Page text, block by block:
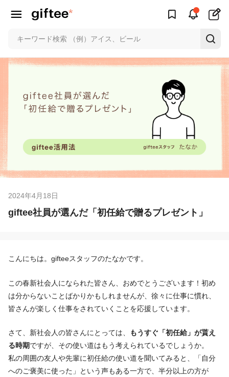
2024年4月18日
giftee社員が選んだ「初任給で贈るプレゼント」
こんにちは。gifteeスタッフのたなかです。
この春新社会人になられた皆さん、おめでとうございます！初め
は分からないことばかりかもしれませんが、徐々に仕事に慣れ、
皆さんが楽しく仕事をされていくことを応援しています。
さて、新社会人の皆さんにとっては、
もうすぐ「初任給」が貰え
る時期ですが、その使い道はもう考えられているでしょうか。
私の周囲の友人や先輩に初任給の使い道を聞いてみると、「自分
へのご褒美に使った」という声もある一方で、半分以上の方が